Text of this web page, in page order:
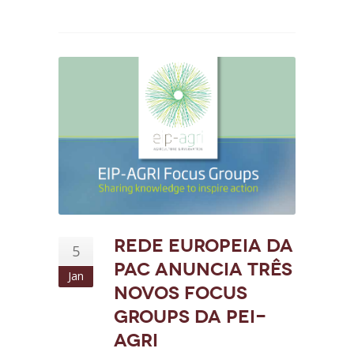
5
Jan
Rede Europeia da
PAC anuncia três
novos Focus
Groups da PEi-
AGRI